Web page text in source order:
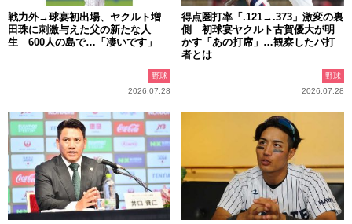
戦力外→球宴初出場、ヤクルト増
田珠に刺激与えた父の新たな人
生 600人の島で…「凄いです」
野球
2026.07.28
得点圏打率「.121→.373」激変の裏
側 初球宴ヤクルト古賀優大が明
かす「あの打席」…観察したパ打
者とは
野球
2026.07.28